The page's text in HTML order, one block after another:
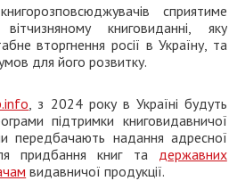
сприятиме
книговиданні, яку
вторгнення росії в Україну, та
для його розвитку.
, з 2024 року в Україні будуть
підтримки книговидавничої
передбачають надання адресної
придбання книг та державних
видавничої продукції.